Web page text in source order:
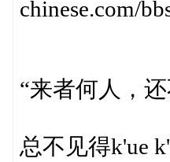
chinese.com/
“来者何人，
总不见得k'ue